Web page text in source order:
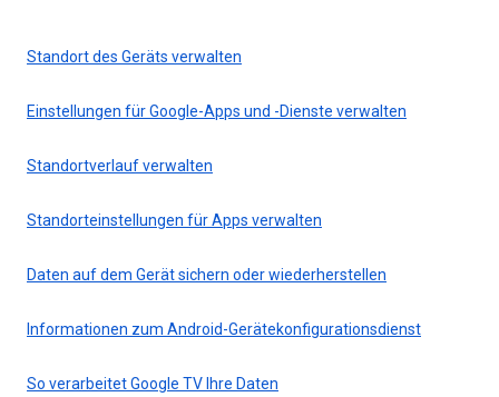
Standort des Geräts verwalten
Einstellungen für Google-Apps und -Dienste verwalten
Standortverlauf verwalten
Standorteinstellungen für Apps verwalten
Daten auf dem Gerät sichern oder wiederherstellen
Informationen zum Android-Gerätekonfigurationsdienst
So verarbeitet Google TV Ihre Daten